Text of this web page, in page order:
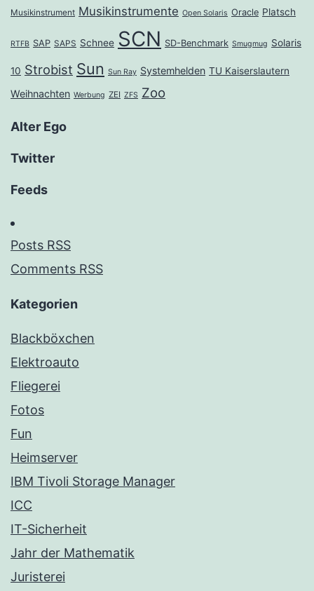
Musikinstrument Musikinstrumente Open Solaris Oracle Platsch
RTFB SAP SAPS Schnee SCN SD-Benchmark Smugmug Solaris
10 Strobist Sun Sun Ray Systemhelden TU Kaiserslautern
Weihnachten Werbung ZEI ZFS Zoo
Alter Ego
Twitter
Feeds
Posts RSS
Comments RSS
Kategorien
Blackböxchen
Elektroauto
Fliegerei
Fotos
Fun
Heimserver
IBM Tivoli Storage Manager
ICC
IT-Sicherheit
Jahr der Mathematik
Juristerei